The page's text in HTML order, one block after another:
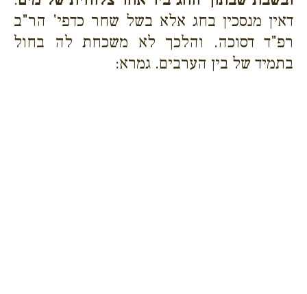
דאין מנסכין בחג אלא בשל שחר כדפי' הר"ב
רפ"ד דסוכה. והלכך לא משכחת לה בחול
בתמיד של בין הערבים. גמרא: